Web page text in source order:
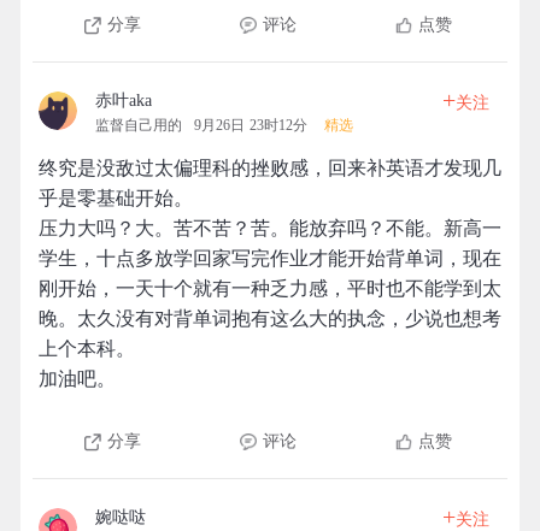
分享 评论 点赞
赤叶aka
监督自己用的 9月26日 23时12分 精选
+关注
终究是没敌过太偏理科的挫败感，回来补英语才发现几
乎是零基础开始。
压力大吗？大。苦不苦？苦。能放弃吗？不能。新高一
学生，十点多放学回家写完作业才能开始背单词，现在
刚开始，一天十个就有一种乏力感，平时也不能学到太
晚。太久没有对背单词抱有这么大的执念，少说也想考
上个本科。
加油吧。
分享 评论 点赞
婉哒哒 +关注